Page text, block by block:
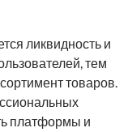
ликвидность и
тем
товаров.
платформы и